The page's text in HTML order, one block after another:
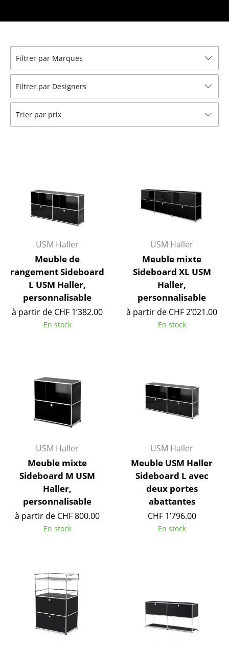
Pièces détachées
... voir tous les sièges
Tables
Tables de repas
Secrétaires & Tables PC
Tables de conférence et Pupitres
Tables enfants
Table de jardin
Chariots & Dessertes
Pièces détachées
Étagères & Armoires
Bibliothèques
Étagères murales
Buffets & Commodes
Meubles TV
Caissons roulants et Meubles d’appoint
Meubles de bar
Garde-robes
... voir tous les rangements
Luminaires
Suspensions & Plafonniers
Filtrer par Marques
Filtrer par Designers
Trier par prix
USM Haller
Meuble de
rangement Sideboard
L USM Haller,
personnalisable
à partir de CHF 1’382.00
En stock
USM Haller
Meuble mixte
Sideboard XL USM
Haller,
personnalisable
à partir de CHF 2’021.00
En stock
USM Haller
Meuble mixte
Sideboard M USM
Haller,
personnalisable
à partir de CHF 800.00
En stock
USM Haller
Meuble USM Haller
Sideboard L avec
deux portes
abattantes
CHF 1’796.00
En stock